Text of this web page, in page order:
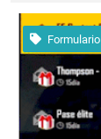
Formulario